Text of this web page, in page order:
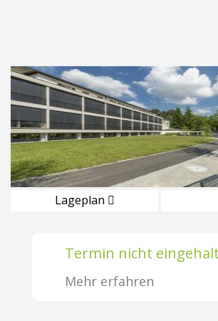
Lageplan
Termin nicht
Mehr erfahren